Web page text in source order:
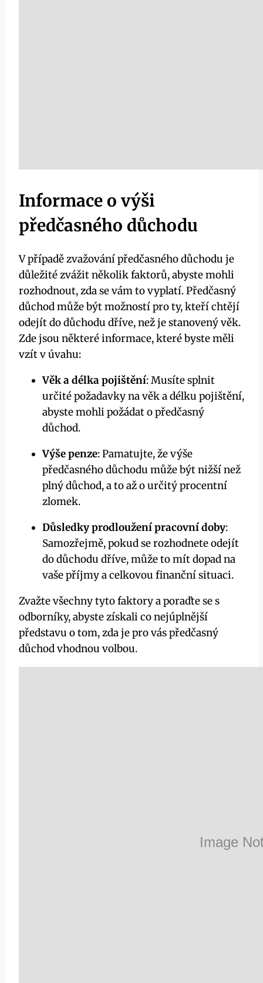
Informace o výši
předčasného důchodu
V případě zvažování předčasného důchodu je
důležité zvážit několik faktorů, abyste mohli
rozhodnout, zda se vám to vyplatí. Předčasný
důchod může být možností pro ty, kteří chtějí
odejít do důchodu dříve, než je stanovený věk.
Zde jsou některé informace, které byste měli
vzít v úvahu:
Věk a délka pojištění: Musíte splnit
určité požadavky na věk a délku pojištění,
abyste mohli požádat o předčasný
důchod.
Výše penze: Pamatujte, že výše
předčasného důchodu může být nižší než
plný důchod, a to až o určitý procentní
zlomek.
Důsledky prodloužení pracovní doby:
Samozřejmě, pokud se rozhodnete odejít
do důchodu dříve, může to mít dopad na
vaše příjmy a celkovou finanční situaci.
Zvažte všechny tyto faktory a poraďte se s
odborníky, abyste získali co nejúplnější
představu o tom, zda je pro vás předčasný
důchod vhodnou volbou.